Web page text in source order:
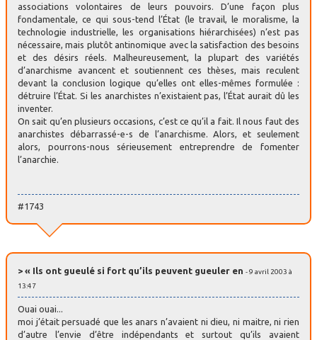
associations volontaires de leurs pouvoirs. D’une façon plus
fondamentale, ce qui sous-tend l’État (le travail, le moralisme, la
technologie industrielle, les organisations hiérarchisées) n’est pas
nécessaire, mais plutôt antinomique avec la satisfaction des besoins
et des désirs réels. Malheureusement, la plupart des variétés
d’anarchisme avancent et soutiennent ces thèses, mais reculent
devant la conclusion logique qu’elles ont elles-mêmes formulée :
détruire l’État. Si les anarchistes n’existaient pas, l’État aurait dû les
inventer.
On sait qu’en plusieurs occasions, c’est ce qu’il a fait. Il nous faut des
anarchistes débarrassé-e-s de l’anarchisme. Alors, et seulement
alors, pourrons-nous sérieusement entreprendre de fomenter
l’anarchie.
#1743
> « Ils ont gueulé si fort qu’ils peuvent gueuler en - 9 avril 2003 à
13:47
Ouai ouai...
moi j’était persuadé que les anars n’avaient ni dieu, ni maitre, ni rien
d’autre l’envie d’être indépendants et surtout qu’ils avaient